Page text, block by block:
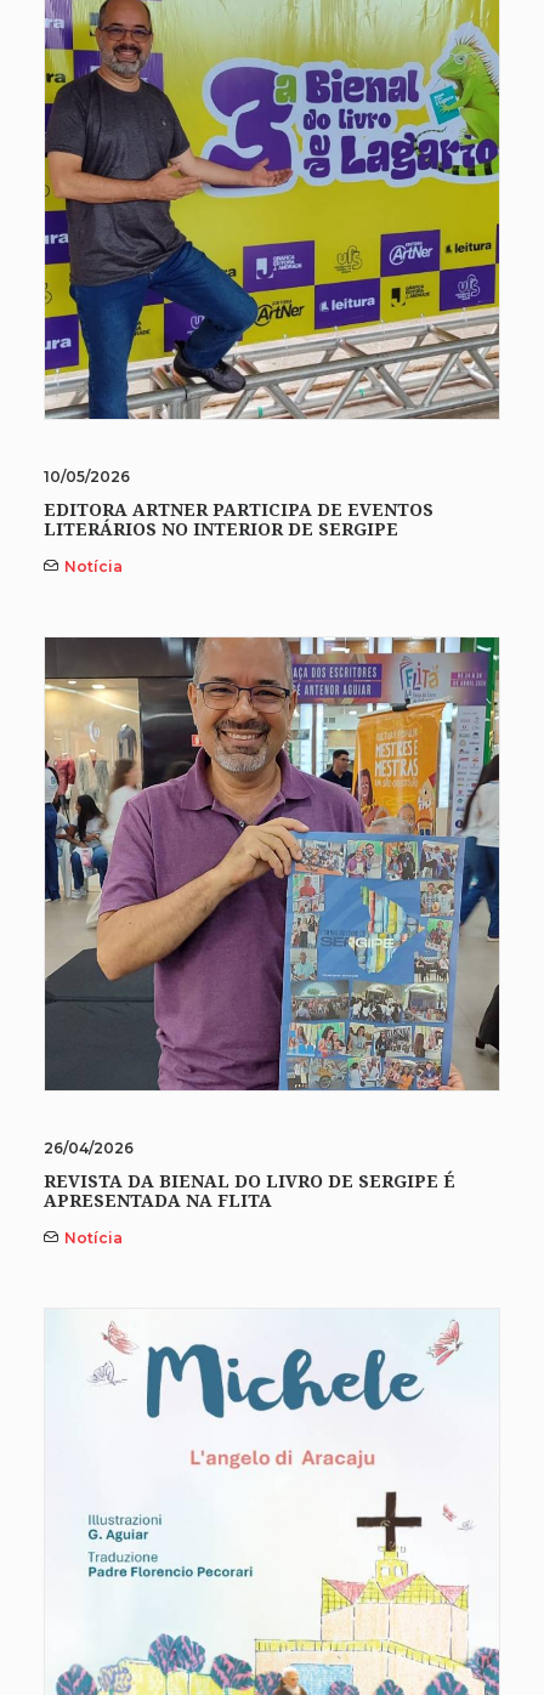
10/05/2026
EDITORA ARTNER PARTICIPA DE EVENTOS
LITERÁRIOS NO INTERIOR DE SERGIPE
Notícia
26/04/2026
REVISTA DA BIENAL DO LIVRO DE SERGIPE É
APRESENTADA NA FLITA
Notícia